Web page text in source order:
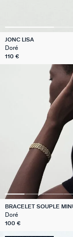
JONC LISA
Doré
110 €
BRACELET SOUPLE
Doré
100 €